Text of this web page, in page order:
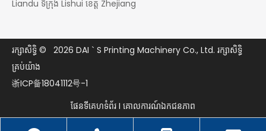
Liandu ទីក្រុង Lishui ខេត្ត Zhejiang
រក្សាសិទ្ធិ © 2026 DAI ` S Printing Machinery Co., Ltd. រក្សាសិទ្ធិ
គ្រប់យ៉ាង
浙ICP备18041112号-1
ផែនទីគេហទំព័រ I គោលការណ៍ឯកជនភាព